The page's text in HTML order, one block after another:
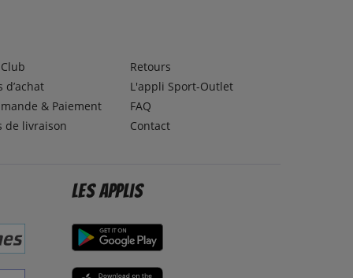
d’achat
& Paiement
de livraison
Retours
L'appli Sport-Outlet
FAQ
Contact
Les applis